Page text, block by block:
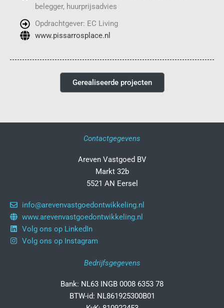
belegger, huurprijsadvies
Opdrachtgever: EC Living
www.pissarrosplace.nl
Gerealiseerde projecten
Contactgegevens
Areven Vastgoed BV
Markt 32b
5521 AN Eersel
info@arevenvastgoedontwikkeling.nl
www.arevenvastgoedontwikkeling.nl
Volg ons op LinkedIn
Volg ons op Instagram
Bedrijfsgegevens
Bank: NL63 INGB 0008 6353 78
BTW-id: NL861925300B01